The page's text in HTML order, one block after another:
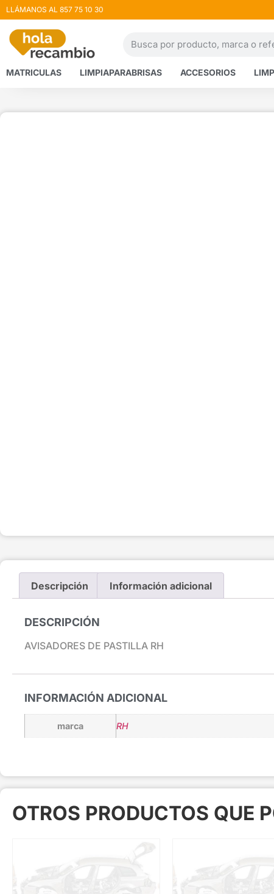
LLÁMANOS AL 857 75 10 30
MATRICULAS LIMPIAPARABRISAS ACCESORIOS
Descripción Información adicional
DESCRIPCIÓN
AVISADORES DE PASTILLA RH
INFORMACIÓN ADICIONAL
marca RH
OTROS PRODUCTOS QUE